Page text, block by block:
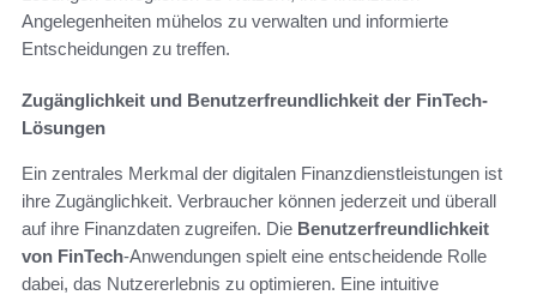
Angelegenheiten mühelos zu verwalten und informierte
Entscheidungen zu treffen.
Zugänglichkeit und Benutzerfreundlichkeit der FinTech-
Lösungen
Ein zentrales Merkmal der digitalen Finanzdienstleistungen ist
ihre Zugänglichkeit. Verbraucher können jederzeit und überall
auf ihre Finanzdaten zugreifen. Die Benutzerfreundlichkeit
von FinTech-Anwendungen spielt eine entscheidende Rolle
dabei, das Nutzererlebnis zu optimieren. Eine intuitive